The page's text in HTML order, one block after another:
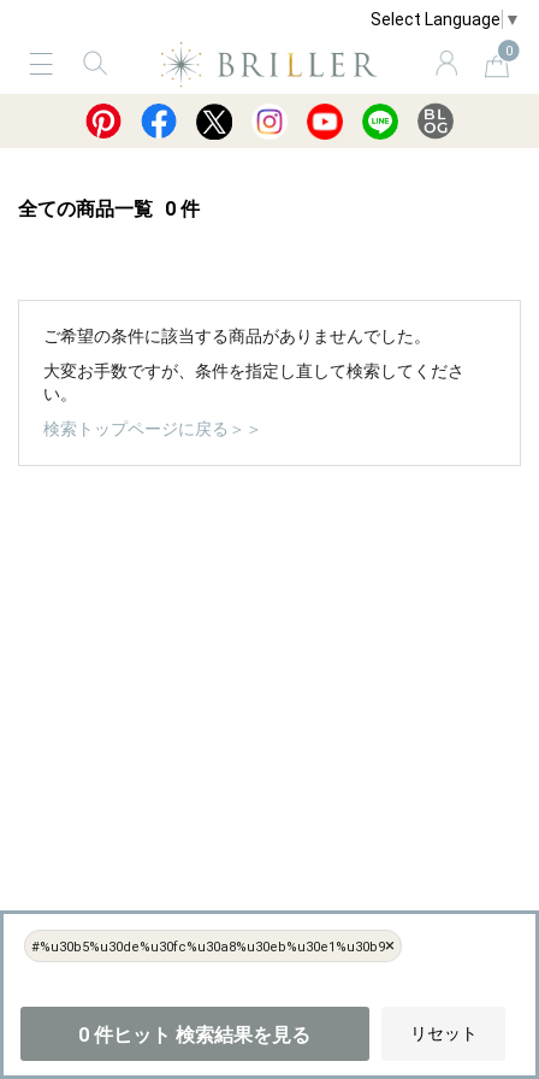
#%u30b5%u30de%u30fc%u30a8%u30eb%u30e1%u30b9×
0 件ヒット 検索結果を見る リセット
Select Language ▼
0
サービス ショッピングガイド 買取
全ての商品一覧 0 件
ご希望の条件に該当する商品がありませんでした。
大変お手数ですが、条件を指定し直して検索してくださ
い。
検索トップページに戻る＞＞